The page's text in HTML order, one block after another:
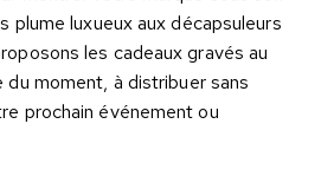
plume luxueux aux décapsuleurs
les cadeaux gravés au
du moment, à distribuer sans
prochain événement ou